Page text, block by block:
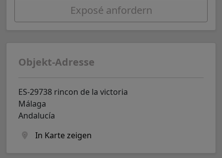
Exposé anfordern
Objekt-Adresse
ES-29738 rincon de la victoria
Málaga
Andalucía
In Karte zeigen